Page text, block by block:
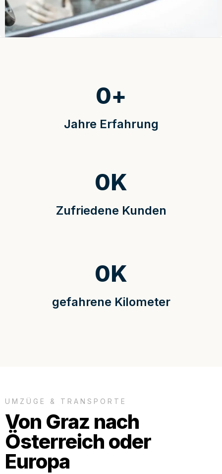
Jahre Erfahrung
0+
Zufriedene Kunden
0K
gefahrene Kilometer
0K
UMZÜGE & TRANSPORTE
Von Graz nach
Österreich oder
Europa